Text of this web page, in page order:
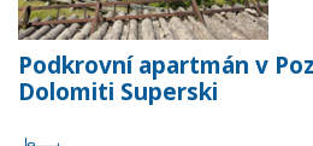
Podkrovní apartmán v
Dolomiti Superski